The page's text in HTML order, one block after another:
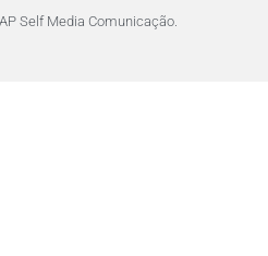
Self Media Comunicação.